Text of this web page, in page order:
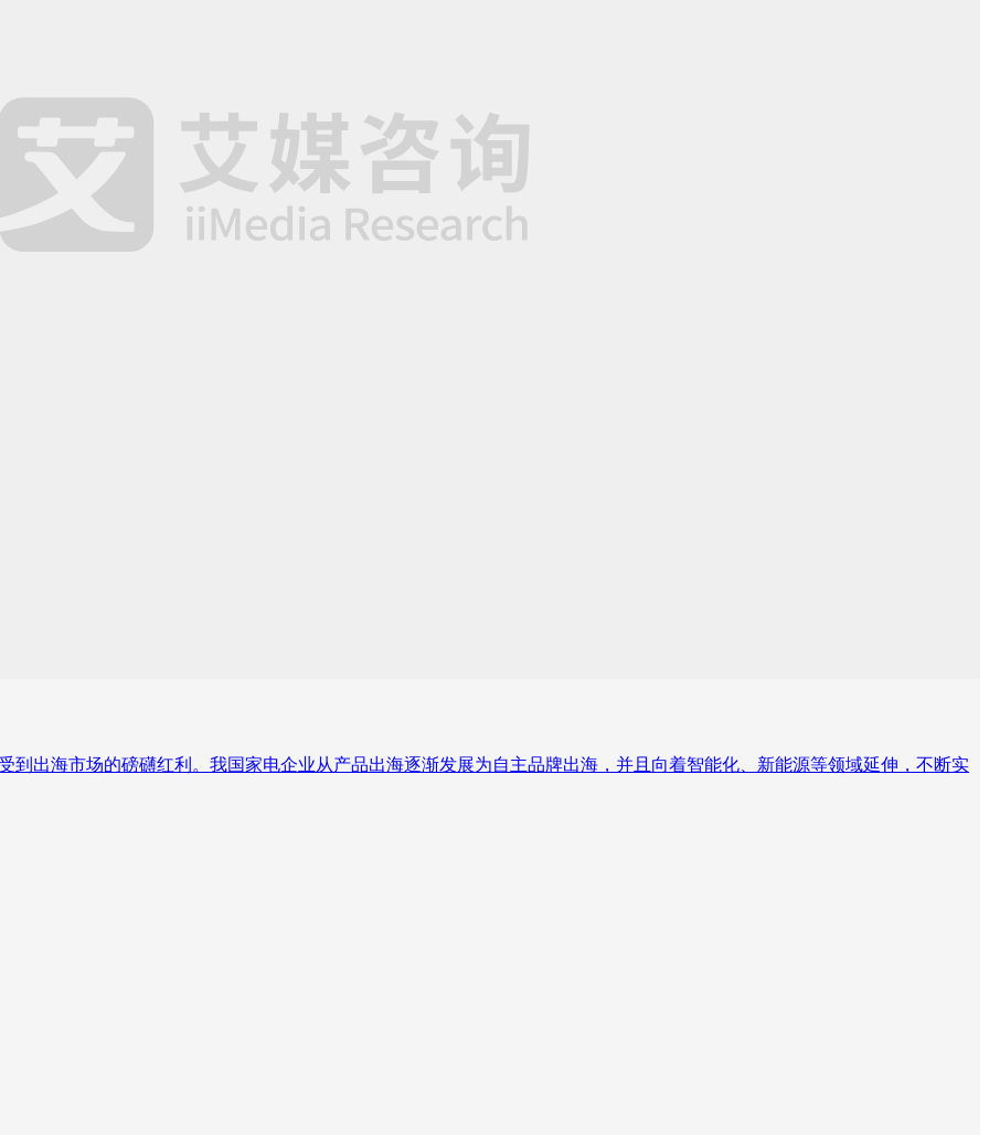
到出海市场的磅礴红利。我国家电企业从产品出海逐渐发展为自主品牌出海，并且向着智能化、新能源等领域延伸，不断实